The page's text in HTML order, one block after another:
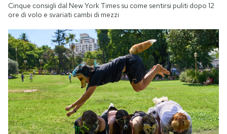
Cinque consigli dal New York Times su come sentirsi puliti dopo 12
ore di volo e svariati cambi di mezzi